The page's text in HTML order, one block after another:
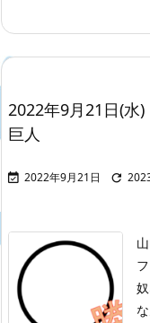
2022年9月21日(水
巨人
 2022年9月21日 